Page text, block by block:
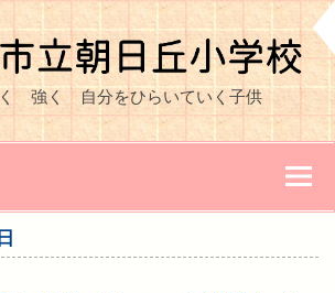
氷見市立朝日丘
小学校
強く 自分をひらいていく子供